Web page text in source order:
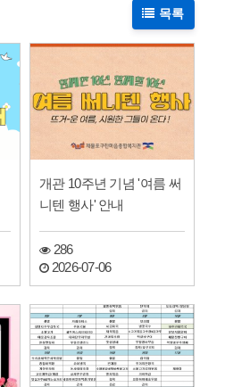
목록
개관 10주년 기념 '여름 써
니텐 행사' 안내
286
2026-07-06